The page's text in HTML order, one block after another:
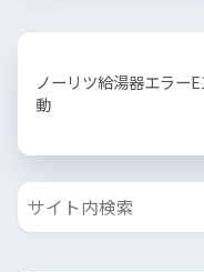
ノーリツ給湯器エラー
動